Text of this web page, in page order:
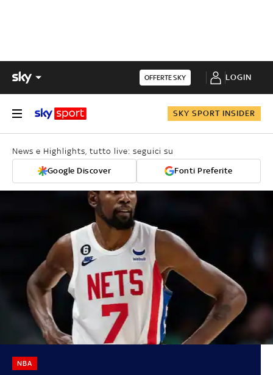
OFFERTE SKY LOGIN
SKY SPORT INSIDER
News e Highlights, tutto live: seguici su
Google Discover Fonti Preferite
NBA